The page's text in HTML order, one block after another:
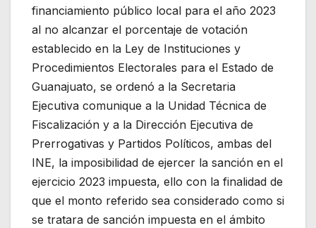
financiamiento público local para el año 2023
al no alcanzar el porcentaje de votación
establecido en la Ley de Instituciones y
Procedimientos Electorales para el Estado de
Guanajuato, se ordenó a la Secretaria
Ejecutiva comunique a la Unidad Técnica de
Fiscalización y a la Dirección Ejecutiva de
Prerrogativas y Partidos Políticos, ambas del
INE, la imposibilidad de ejercer la sanción en el
ejercicio 2023 impuesta, ello con la finalidad de
que el monto referido sea considerado como si
se tratara de sanción impuesta en el ámbito